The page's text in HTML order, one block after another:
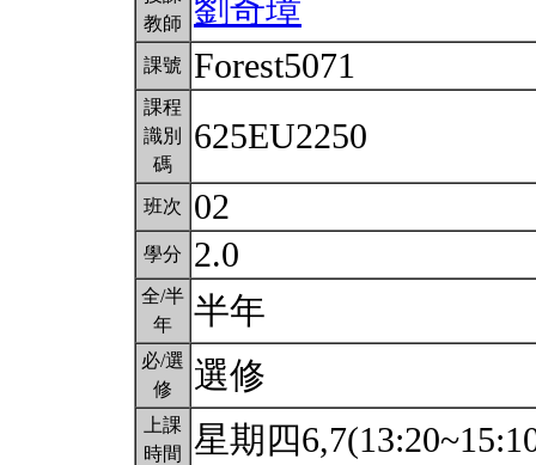
教師
劉奇璋
課號 Forest5071
課程
識別
碼
625EU2250
班次 02
學分 2.0
全/半
年
半年
必/選
修
選修
上課
時間
星期四